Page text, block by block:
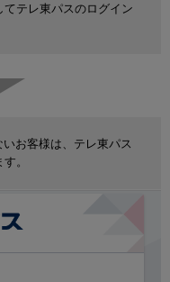
てテレ東パスのログイン
お客様は、テレ東パス
。